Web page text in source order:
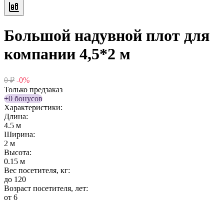
Большой надувной плот для
компании 4,5*2 м
0 ₽ -0%
Только предзаказ
+0 бонусов
Характеристики:
Длина:
4.5 м
Ширина:
2 м
Высота:
0.15 м
Вес посетителя, кг:
до 120
Возраст посетителя, лет:
от 6